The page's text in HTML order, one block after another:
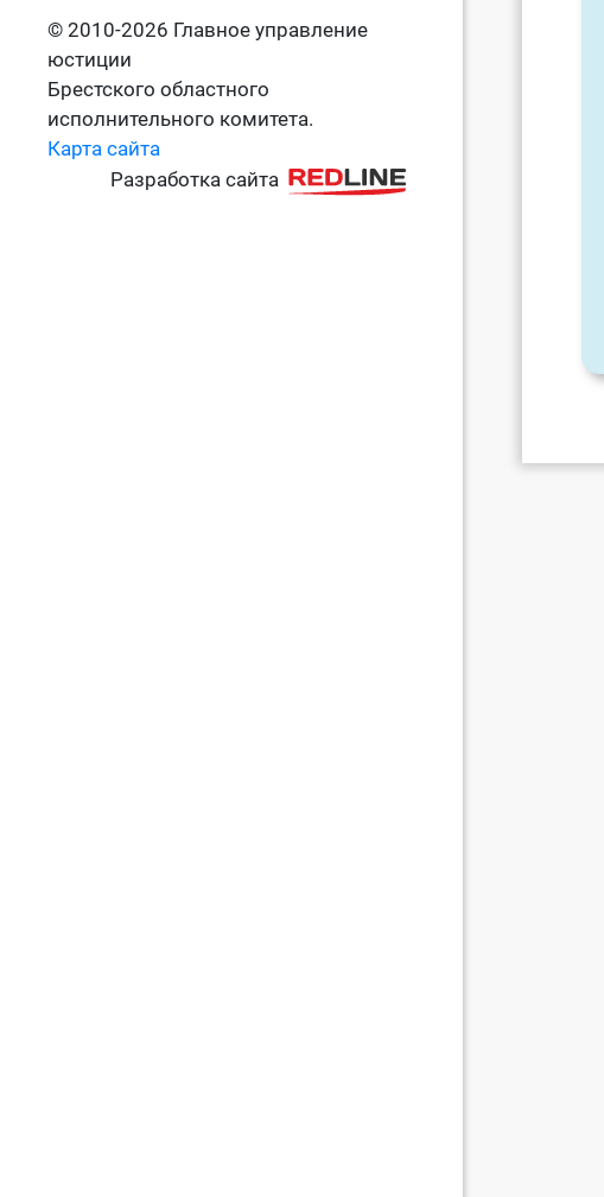
© 2010-2026 Главное управление
юстиции
Брестского областного
исполнительного комитета.
Карта сайта
Разработка сайта